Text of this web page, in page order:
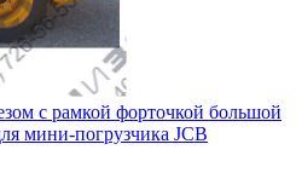
с рамкой форточкой большой
мини-погрузчика JCB